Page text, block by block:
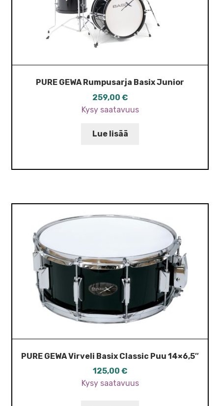
PURE GEWA Rumpusarja Basix Junior
259,00 €
Kysy saatavuus
Lue lisää
PURE GEWA Virveli Basix Classic Puu 14×6,5″
125,00 €
Kysy saatavuus